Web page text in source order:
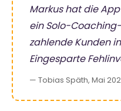
Markus hat die App
ein Solo-
zahlende Kunden
Eingesparte
— Tobias Späth, Mai